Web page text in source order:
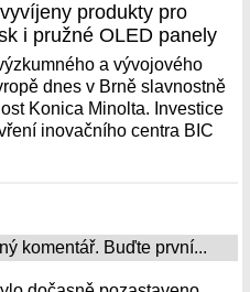
produkty pro
i pružné OLED panely
a vývojového
dnes v Brně slavnostně
Konica Minolta. Investice
inovačního centra BIC
komentář. Buďte první...